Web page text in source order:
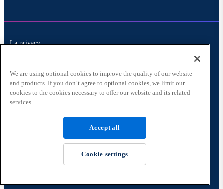
La privacy
Termini
We are using optional cookies to improve the quality of our website
and products. If you don’t agree to optional cookies, we limit our
cookies to the cookies necessary to offer our website and its related
services.
Accept all
Cookie settings